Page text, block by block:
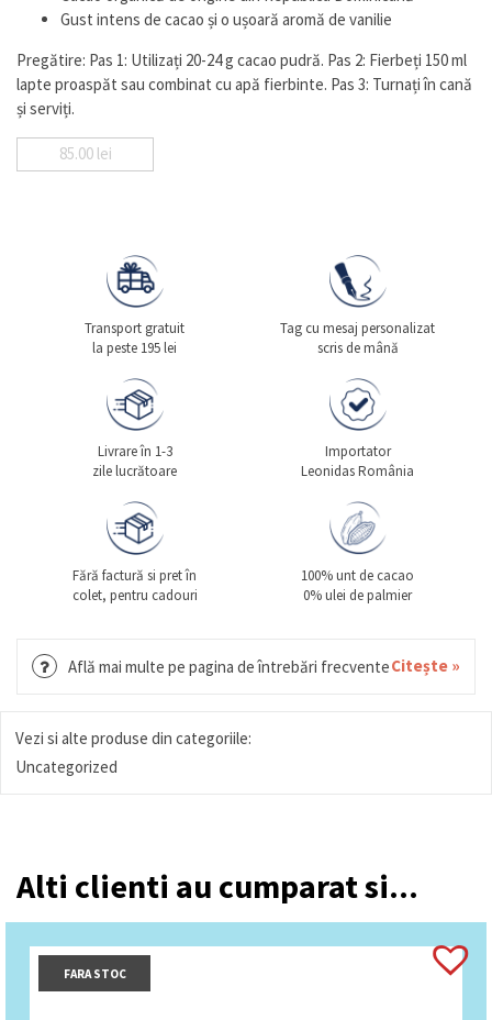
Gust intens de cacao și o ușoară aromă de vanilie
Pregătire: Pas 1: Utilizați 20-24 g cacao pudră. Pas 2: Fierbeți 150 ml
lapte proaspăt sau combinat cu apă fierbinte. Pas 3: Turnați în cană
și serviți.
85.00 lei
Transport gratuit
la peste 195 lei
Tag cu mesaj personalizat
scris de mână
Livrare în 1-3
zile lucrătoare
Importator
Leonidas România
Fără factură si pret în
colet, pentru cadouri
100% unt de cacao
0% ulei de palmier
Află mai multe pe pagina de întrebări frecventeCitește »
Vezi si alte produse din categoriile:
Uncategorized
Alti clienti au cumparat si...
FARA STOC